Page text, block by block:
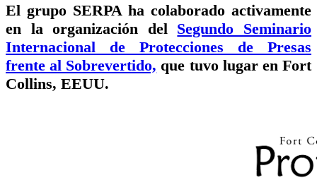
El grupo SERPA ha colaborado activamente
en la organización del Segundo Seminario
Internacional de Protecciones de Presas
frente al Sobrevertido, que tuvo lugar en Fort
Collins, EEUU.